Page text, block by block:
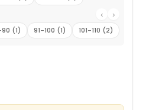
‹
›
90 (1) 91-100 (1) 101-110 (2)